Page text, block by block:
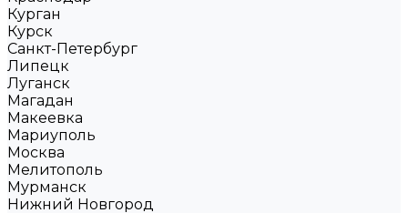
Курган
Курск
Санкт-Петербург
Липецк
Луганск
Магадан
Макеевка
Мариуполь
Москва
Мелитополь
Мурманск
Нижний Новгород